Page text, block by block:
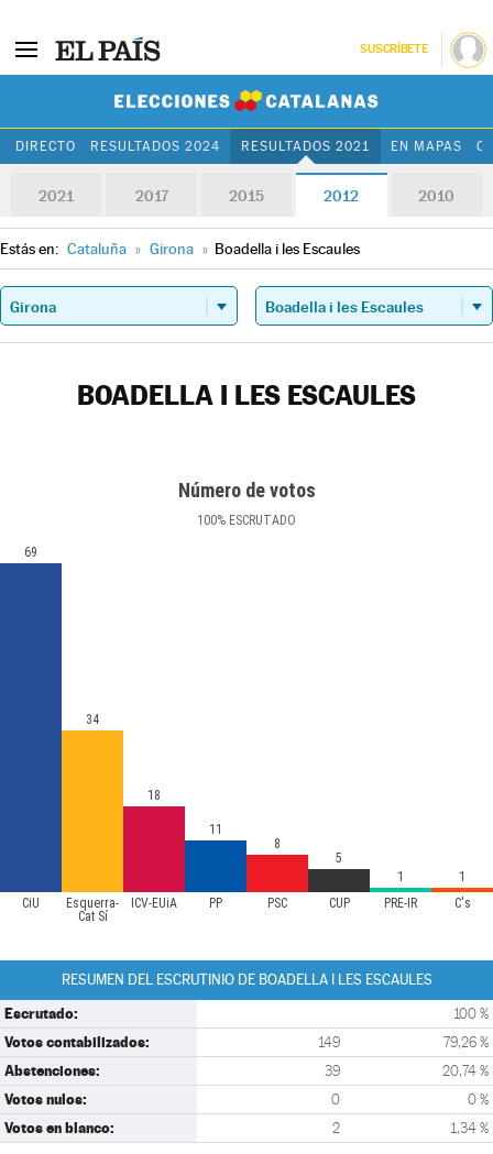
SUSCRÍBETE
DIRECTO RESULTADOS 2024 RESULTADOS 2021 EN MAPAS
2021 2017 2015 2012 2010
Estás en: Cataluña » Girona » Boadella i les Escaules
BOADELLA I LES ESCAULES
Número de votos
100% ESCRUTADO
CiU
Esquerra-
Cat Sí
ICV-EUiA PP PSC CUP PRE-IR C's
69
34
18
11
8
5
1
1
RESUMEN DEL ESCRUTINIO DE BOADELLA I LES ESCAULES
Escrutado: 100 %
Votos contabilizados: 149 79,26 %
Abstenciones: 39 20,74 %
Votos nulos: 0 0 %
Votos en blanco: 2 1,34 %